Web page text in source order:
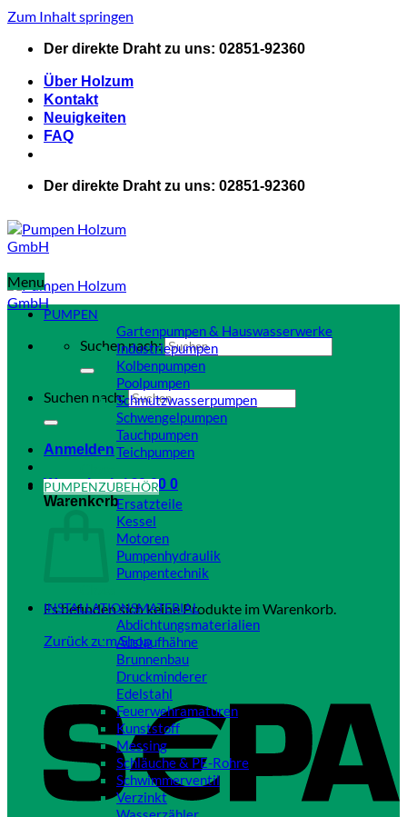
Zum Inhalt springen
Der direkte Draht zu uns: 02851-92360
Über Holzum
Kontakt
Neuigkeiten
FAQ
Der direkte Draht zu uns: 02851-92360
Suchen nach:
Suchen nach:
Anmelden
Warenkorb /€0,00 0
Warenkorb
Es befinden sich keine Produkte im Warenkorb.
Zurück zum Shop
Menu
PUMPEN
Gartenpumpen & Hauswasserwerke
Industriepumpen
Kolbenpumpen
Poolpumpen
Schmutzwasserpumpen
Schwengelpumpen
Tauchpumpen
Teichpumpen
PUMPENZUBEHÖR
Ersatzteile
Kessel
Motoren
Pumpenhydraulik
Pumpentechnik
INSTALLATIONSMATERIAL
Abdichtungsmaterialien
Auslaufhähne
Brunnenbau
Druckminderer
Edelstahl
Feuerwehramaturen
Kunststoff
Messing
Schläuche & PE-Rohre
Schwimmerventil
Verzinkt